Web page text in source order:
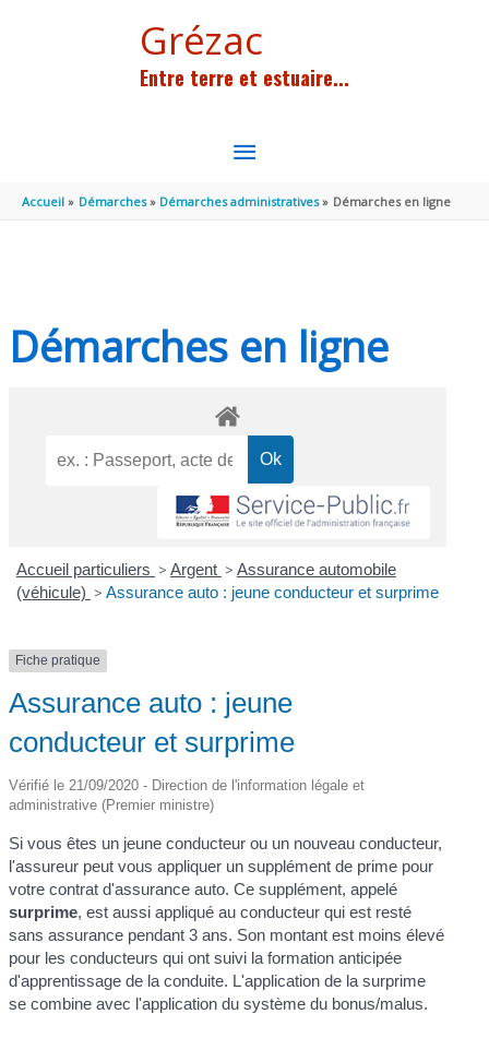
Grézac
Entre terre et estuaire...
MENU
PRINCIPAL
Accueil Démarches Démarches administratives Démarches en ligne
Démarches en ligne
Accueil particuliers > Argent > Assurance automobile
(véhicule) > Assurance auto : jeune conducteur et surprime
Fiche pratique
Assurance auto : jeune
conducteur et surprime
Vérifié le 21/09/2020 - Direction de l'information légale et
administrative (Premier ministre)
Si vous êtes un jeune conducteur ou un nouveau conducteur,
l'assureur peut vous appliquer un supplément de prime pour
votre contrat d'assurance auto. Ce supplément, appelé
surprime, est aussi appliqué au conducteur qui est resté
sans assurance pendant 3 ans. Son montant est moins élevé
pour les conducteurs qui ont suivi la formation anticipée
d'apprentissage de la conduite. L'application de la surprime
se combine avec l'application du système du bonus/malus.